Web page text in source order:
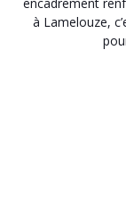
à Lamelouze,